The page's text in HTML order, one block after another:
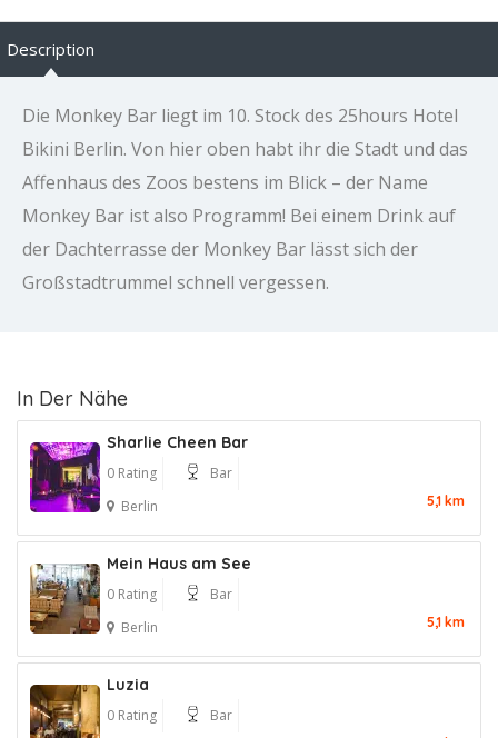
Description
Die Monkey Bar liegt im 10. Stock des 25hours Hotel
Bikini Berlin. Von hier oben habt ihr die Stadt und das
Affenhaus des Zoos bestens im Blick – der Name
Monkey Bar ist also Programm! Bei einem Drink auf
der Dachterrasse der Monkey Bar lässt sich der
Großstadtrummel schnell vergessen.
In Der Nähe
Sharlie Cheen Bar
0 Rating
Bar
Berlin
5,1 km
Mein Haus am See
0 Rating
Bar
Berlin
5,1 km
Luzia
0 Rating Bar